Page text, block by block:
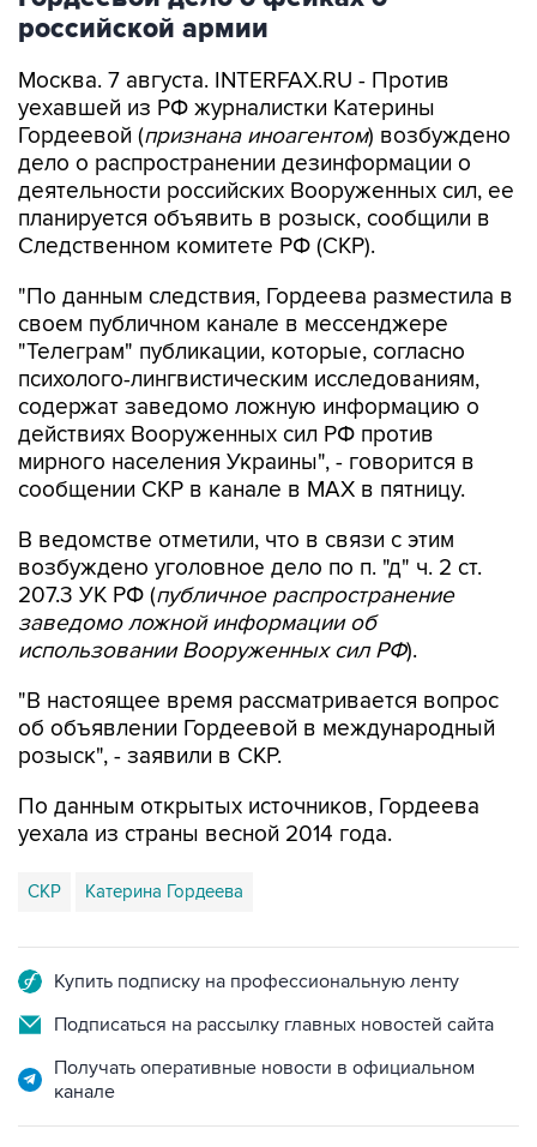
российской армии
Москва. 7 августа. INTERFAX.RU - Против
уехавшей из РФ журналистки Катерины
Гордеевой (признана иноагентом) возбуждено
дело о распространении дезинформации о
деятельности российских Вооруженных сил, ее
планируется объявить в розыск, сообщили в
Следственном комитете РФ (СКР).
"По данным следствия, Гордеева разместила в
своем публичном канале в мессенджере
"Телеграм" публикации, которые, согласно
психолого-лингвистическим исследованиям,
содержат заведомо ложную информацию о
действиях Вооруженных сил РФ против
мирного населения Украины", - говорится в
сообщении СКР в канале в MAX в пятницу.
В ведомстве отметили, что в связи с этим
возбуждено уголовное дело по п. "д" ч. 2 ст.
207.3 УК РФ (публичное распространение
заведомо ложной информации об
использовании Вооруженных сил РФ).
"В настоящее время рассматривается вопрос
об объявлении Гордеевой в международный
розыск", - заявили в СКР.
По данным открытых источников, Гордеева
уехала из страны весной 2014 года.
СКР Катерина Гордеева
Купить подписку на профессиональную ленту
Подписаться на рассылку главных новостей сайта
Получать оперативные новости в официальном
канале